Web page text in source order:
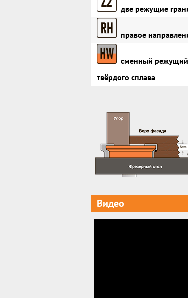
две режущие
правое
сменный режущий
твёрдого сплава
Видео